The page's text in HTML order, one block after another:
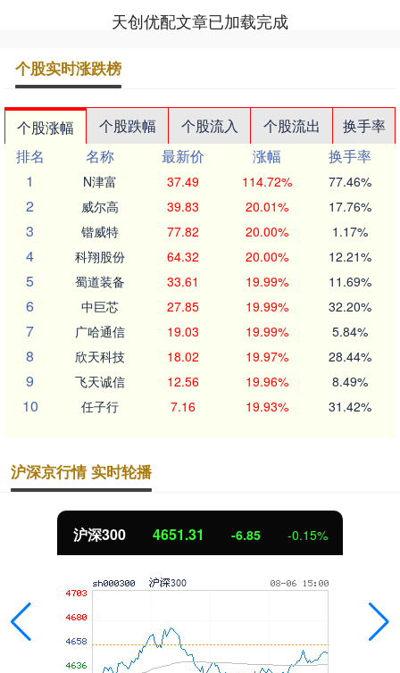
天创优配文章已加载完成
个股实时涨跌榜
个股涨幅 个股跌幅 个股流入 个股流出
换手率
排名
名称 最新价 涨幅
换手率
1
N津富 37.49 114.72% 77.46%
2 威尔高 39.83 20.01% 17.76%
3 锴威特 77.82 20.00% 1.17%
4 科翔股份 64.32 20.00% 12.21%
5 蜀道装备 33.61 19.99% 11.69%
6 中巨芯 27.85 19.99% 32.20%
7 广哈通信 19.03 19.99% 5.84%
8 欣天科技 18.02 19.97% 28.44%
9 飞天诚信 12.56 19.96% 8.49%
10 任子行 7.16 19.93% 31.42%
沪深京行情 实时轮播
沪深300 4651.31 -6.85 -0.15%